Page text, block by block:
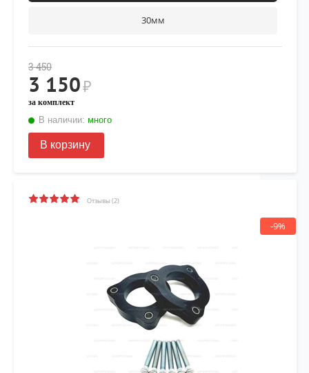
30мм
3 450
3 150₽
за комплект
В наличии: много
В корзину
Отзывы (2)
-9%